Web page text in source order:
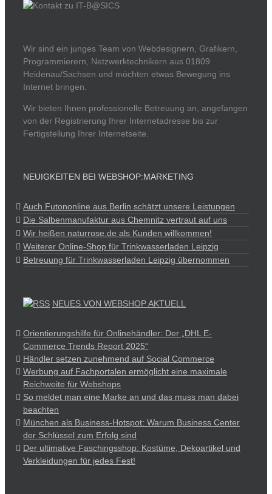
Wir sind ein junges Team von Webdesignern, Grafikern,
Programmierern, Netzwerktechnikern aus 01809
Heidenau/Sachsen und möchten etwas Bewegung ins
Internet bringen.
Wir bieten Ihnen professionelle Betreuung an, angefangen
von der Registrierung Ihrer Internetadresse bis zur
Fertigstellung Ihrer Internetseite.
NEUIGKEITEN BEI WEBSHOP:MARKETING
Auch Futononline aus Berlin schätzt unsere Leistungen
Die Salbenmanufaktur aus Chemnitz vertraut auf uns
Wir heißen naturrose.de als Kunden willkommen!
Weiterer Online-Shop für Trinkwasserladen Leipzig
Betreuung für Trinkwasserladen Leipzig übernommen
NEUES VON WEBSHOP AKTUELL
Orientierungshilfe für Onlinehändler: Der „DHL E-
Commerce Trends Report 2025“
Händler setzen zunehmend auf Social Commerce
Werbung auf Fachportalen ermöglicht eine maximale
Reichweite für Webshops
So meldet man eine Marke an und das muss man dabei
beachten
München als Business-Hotspot: Warum Business Center
der Schlüssel zum Erfolg sind
Der ultimative Faschingsshop: Kostüme, Dekoartikel und
Verkleidungen für jedes Fest!